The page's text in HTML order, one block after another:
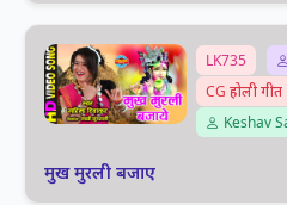
LK735
CG होली गीत
Keshav
मुख मुरली बजाए